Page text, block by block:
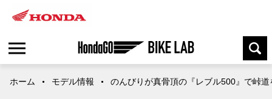
ホーム モデル情報 のんびりが真骨頂の『レブル500』で峠